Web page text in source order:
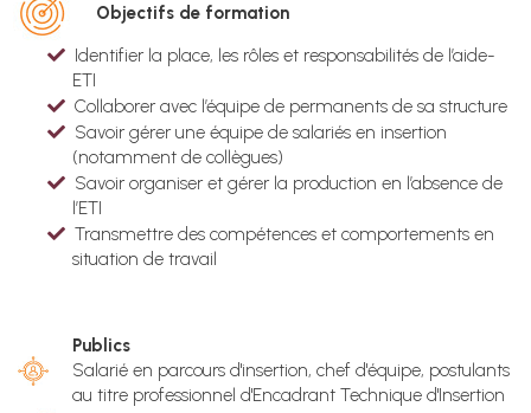
Objectifs de formation
Identifier la place, les rôles et responsabilités de l’aide-
ETI
Collaborer avec l’équipe de permanents de sa structure
Savoir gérer une équipe de salariés en insertion
(notamment de collègues)
Savoir organiser et gérer la production en l’absence de
l’ETI
Transmettre des compétences et comportements en
situation de travail
Publics
Salarié en parcours d'insertion, chef d'équipe, postulants
au titre professionnel d'Encadrant Technique d'Insertion